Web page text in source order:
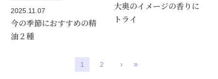
2025.11.07
今の季節におすすめの精
油２種
大奥のイメージの香りに
トライ
1 2 › »